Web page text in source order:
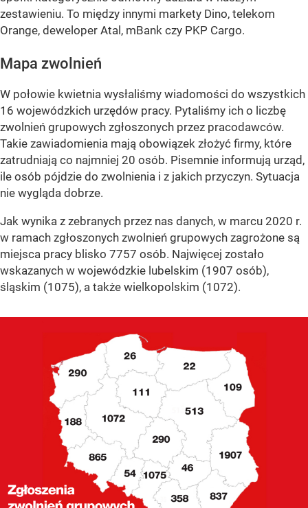
zestawieniu. To między innymi markety Dino, telekom
Orange, deweloper Atal, mBank czy PKP Cargo.
Mapa zwolnień
W połowie kwietnia wysłaliśmy wiadomości do wszystkich
16 wojewódzkich urzędów pracy. Pytaliśmy ich o liczbę
zwolnień grupowych zgłoszonych przez pracodawców.
Takie zawiadomienia mają obowiązek złożyć firmy, które
zatrudniają co najmniej 20 osób. Pisemnie informują urząd,
ile osób pójdzie do zwolnienia i z jakich przyczyn. Sytuacja
nie wygląda dobrze.
Jak wynika z zebranych przez nas danych, w marcu 2020 r.
w ramach zgłoszonych zwolnień grupowych zagrożone są
miejsca pracy blisko 7757 osób. Najwięcej zostało
wskazanych w wojewódzkie lubelskim (1907 osób),
śląskim (1075), a także wielkopolskim (1072).